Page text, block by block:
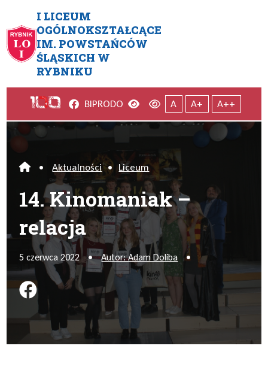
I LICEUM
OGÓLNOKSZTAŁCĄCE
IM. POWSTAŃCÓW
ŚLĄSKICH W
RYBNIKU
14. Kinomaniak – relacja
Facebook
BIPRODO Wersja kontrastowa
Wersja domyślna
A A+ A++
Home
• Aktualności • Liceum
14. Kinomaniak –
relacja
5 czerwca 2022 • Autor: Adam Doliba •
Podziel się na FB